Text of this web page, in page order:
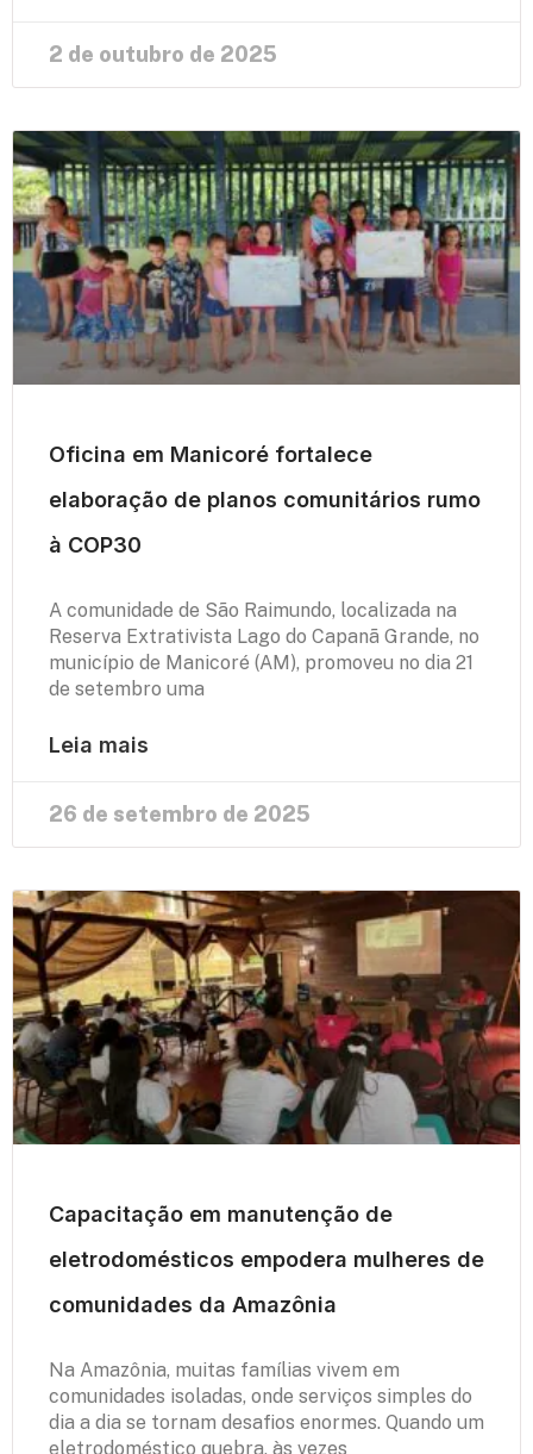
2 de outubro de 2025
Oficina em Manicoré fortalece
elaboração de planos comunitários rumo
à COP30
A comunidade de São Raimundo, localizada na
Reserva Extrativista Lago do Capanã Grande, no
município de Manicoré (AM), promoveu no dia 21
de setembro uma
Leia mais
26 de setembro de 2025
Capacitação em manutenção de
eletrodomésticos empodera mulheres de
comunidades da Amazônia
Na Amazônia, muitas famílias vivem em
comunidades isoladas, onde serviços simples do
dia a dia se tornam desafios enormes. Quando um
eletrodoméstico quebra, às vezes